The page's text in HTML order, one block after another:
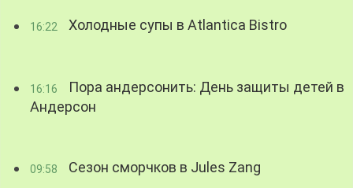
16:22 Холодные супы в Atlantica Bistro
16:16
Пора андерсонить: День защиты детей в
Андерсон
09:58 Сезон сморчков в Jules Zang